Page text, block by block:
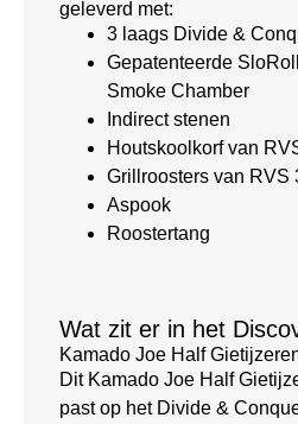
geleverd met:
3 laags Divide &
Gepatenteerde
Smoke Chamber
Indirect stenen
Houtskoolkorf van
Grillroosters van RVS
Aspook
Roostertang
Wat zit er in het
Kamado Joe Half
Dit Kamado Joe Half
past op het Divide &